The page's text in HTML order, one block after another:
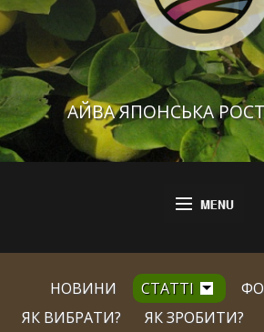
АЙВА ЯПОНСЬКА
НОВИНИ СТАТТІ
ЯК ВИБРАТИ?
ЯК ЗРОБИТИ?